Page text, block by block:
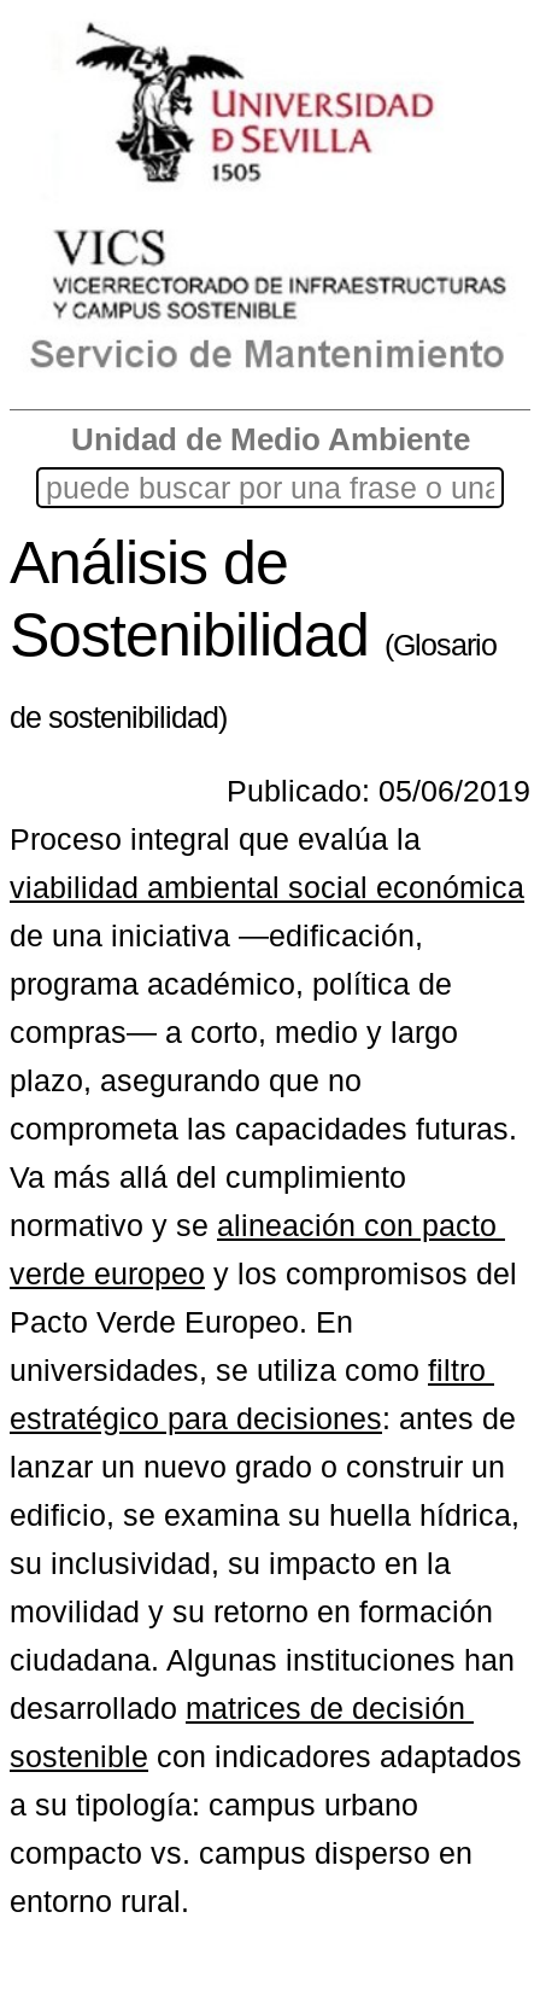
Unidad de Medio Ambiente
Análisis de
Sostenibilidad (Glosario
de sostenibilidad)
Publicado: 05/06/2019
viabilidad ambiental social económica
de una iniciativa —edificación,
programa académico, política de
compras— a corto, medio y largo
plazo, asegurando que no
comprometa las capacidades futuras.
Va más allá del cumplimiento
normativo y se alineación con pacto
verde europeo y los compromisos del
Pacto Verde Europeo. En
universidades, se utiliza como filtro
estratégico para decisiones: antes de
lanzar un nuevo grado o construir un
edificio, se examina su huella hídrica,
su inclusividad, su impacto en la
movilidad y su retorno en formación
ciudadana. Algunas instituciones han
desarrollado matrices de decisión
sostenible con indicadores adaptados
a su tipología: campus urbano
compacto vs. campus disperso en
entorno rural.